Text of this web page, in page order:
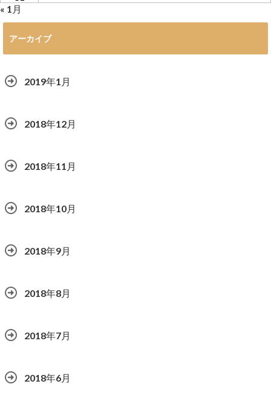
« 1月
アーカイブ
2019年1月
2018年12月
2018年11月
2018年10月
2018年9月
2018年8月
2018年7月
2018年6月